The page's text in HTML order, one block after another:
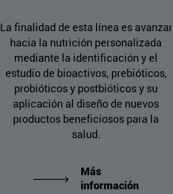
La finalidad de esta línea es avanzar
hacia la nutrición personalizada
mediante la identificación y el
estudio de bioactivos, prebióticos,
probióticos y postbióticos y su
aplicación al diseño de nuevos
productos beneficiosos para la
salud.
Más
información